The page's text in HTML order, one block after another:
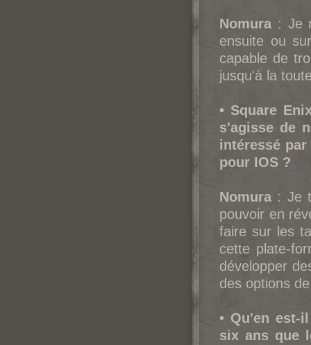
Nomura : Je
ensuite ou
capable de
jusqu'à la
• Square
s'agisse de
intéressé
pour IOS ?
Nomura : Je
pouvoir en
faire sur les
cette plate-
développer
des options
• Qu'en est-
six ans que